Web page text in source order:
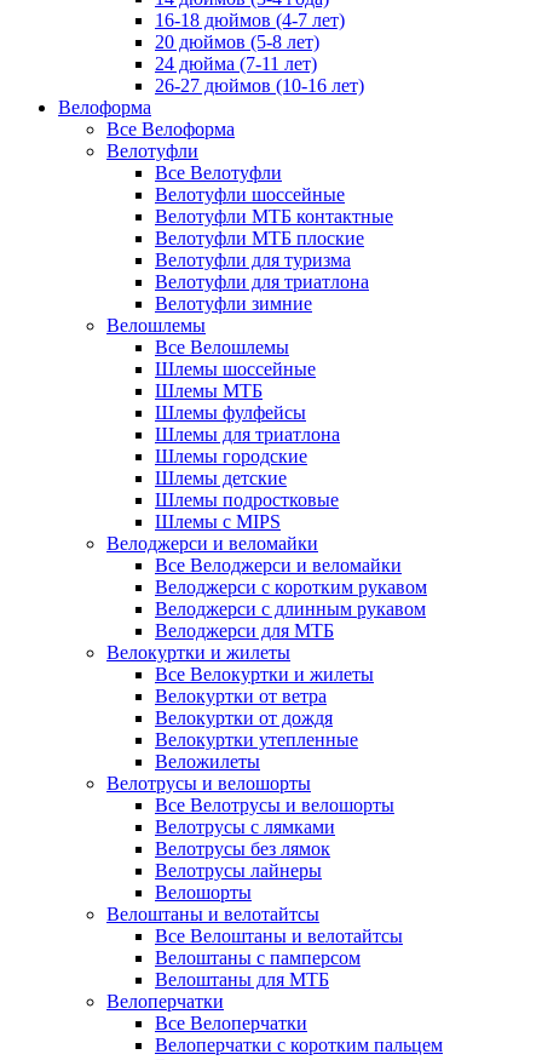
16-18 дюймов (4-7 лет)
20 дюймов (5-8 лет)
24 дюйма (7-11 лет)
26-27 дюймов (10-16 лет)
Велоформа
Все Велоформа
Велотуфли
Все Велотуфли
Велотуфли шоссейные
Велотуфли МТБ контактные
Велотуфли МТБ плоские
Велотуфли для туризма
Велотуфли для триатлона
Велотуфли зимние
Велошлемы
Все Велошлемы
Шлемы шоссейные
Шлемы МТБ
Шлемы фулфейсы
Шлемы для триатлона
Шлемы городские
Шлемы детские
Шлемы подростковые
Шлемы с MIPS
Велоджерси и веломайки
Все Велоджерси и веломайки
Велоджерси с коротким рукавом
Велоджерси с длинным рукавом
Велоджерси для МТБ
Велокуртки и жилеты
Все Велокуртки и жилеты
Велокуртки от ветра
Велокуртки от дождя
Велокуртки утепленные
Веложилеты
Велотрусы и велошорты
Все Велотрусы и велошорты
Велотрусы с лямками
Велотрусы без лямок
Велотрусы лайнеры
Велошорты
Велоштаны и велотайтсы
Все Велоштаны и велотайтсы
Велоштаны с памперсом
Велоштаны для МТБ
Велоперчатки
Все Велоперчатки
Велоперчатки с коротким пальцем